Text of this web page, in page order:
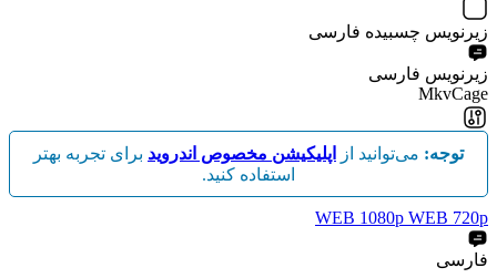
زیرنویس چسبیده فارسی
زیرنویس فارسی
MkvCage
توجه: می‌توانید از اپلیکیشن مخصوص اندروید برای تجربه بهتر
استفاده کنید.
WEB 1080p WEB 720p
فارسی